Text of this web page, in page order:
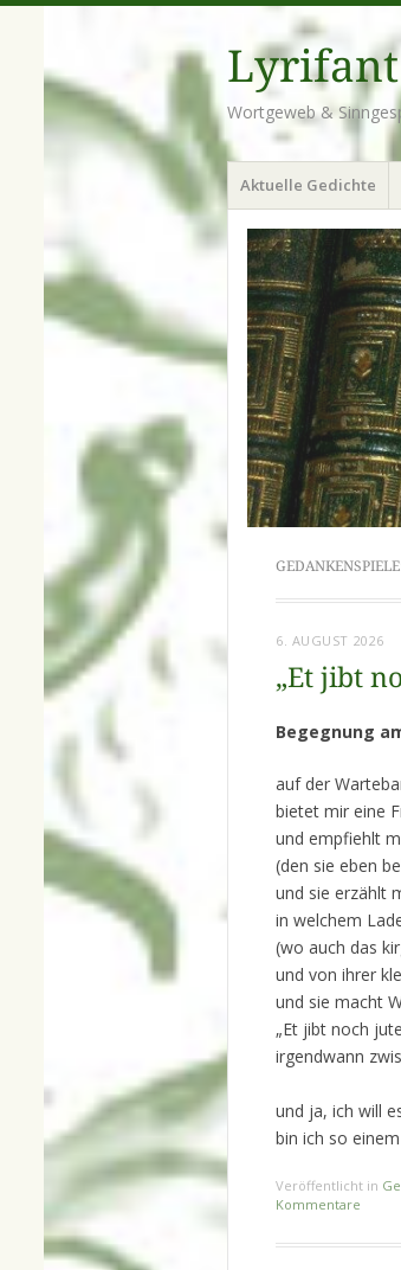
Lyrifant
Wortgeweb &
Menü
Zum
Inhalt
springen
Aktuelle Gedichte
6. AUGUST 2026
„Et jibt
Begegnung
auf der
bietet mir eine
und empfiehlt
(den sie eben
und sie erzählt
in welchem
(wo auch das
und von ihrer
und sie macht
„Et jibt noch
irgendwann
und ja, ich will
bin ich so
Veröffentlicht in
Kommentare